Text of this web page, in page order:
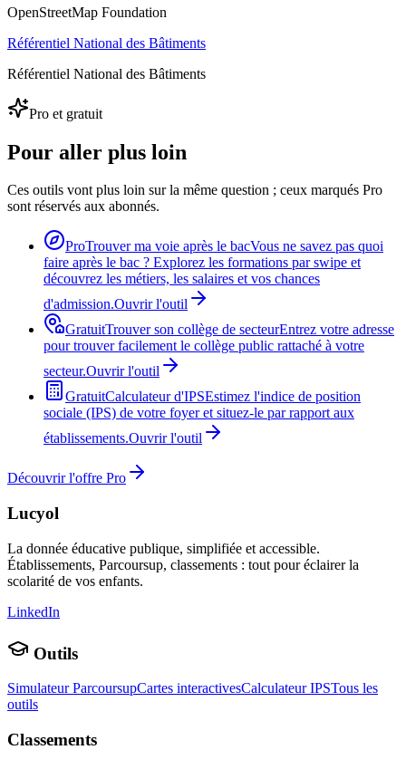
OpenStreetMap Foundation
Référentiel National des Bâtiments
Référentiel National des Bâtiments
Pro et gratuit
Pour aller plus loin
Ces outils vont plus loin sur la même question ; ceux marqués Pro
sont réservés aux abonnés.
ProTrouver ma voie après le bacVous ne savez pas quoi
faire après le bac ? Explorez les formations par swipe et
découvrez les métiers, les salaires et vos chances
d'admission.Ouvrir l'outil
GratuitTrouver son collège de secteurEntrez votre adresse
pour trouver facilement le collège public rattaché à votre
secteur.Ouvrir l'outil
GratuitCalculateur d'IPSEstimez l'indice de position
sociale (IPS) de votre foyer et situez-le par rapport aux
établissements.Ouvrir l'outil
Découvrir l'offre Pro
Lucyol
La donnée éducative publique, simplifiée et accessible.
Établissements, Parcoursup, classements : tout pour éclairer la
scolarité de vos enfants.
LinkedIn
Outils
Simulateur ParcoursupCartes interactivesCalculateur IPSTous les
outils
Classements